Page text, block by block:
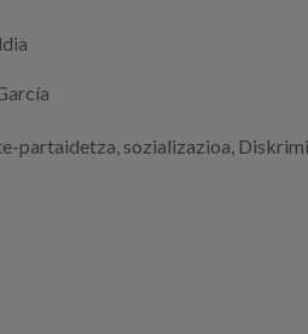
partaidetza, sozializazioa,